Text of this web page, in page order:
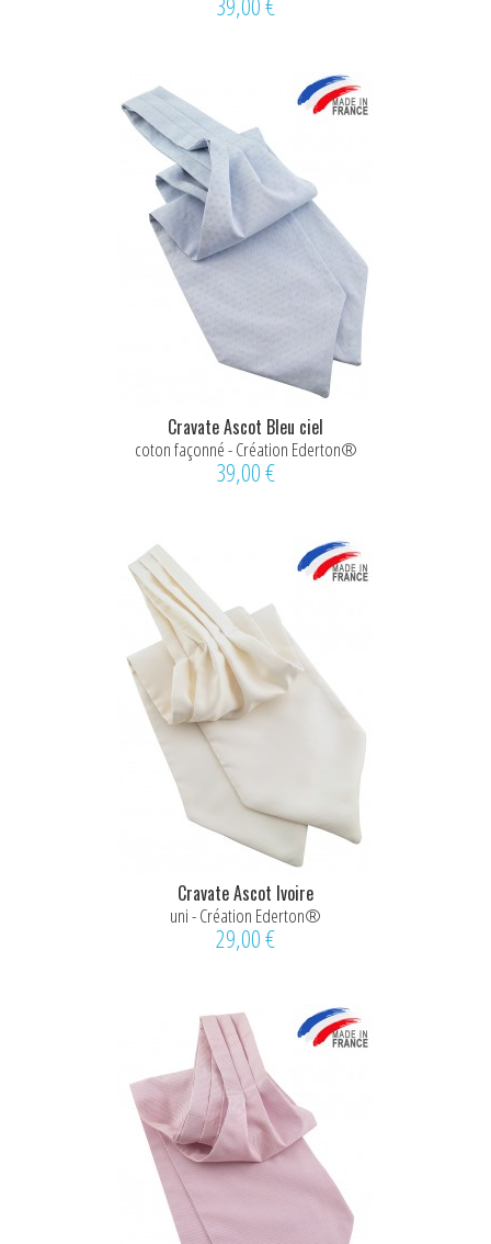
Cravate Ascot Bleu ciel
coton façonné - Création Ederton®
39,00 €
Cravate Ascot Ivoire
uni - Création Ederton®
29,00 €